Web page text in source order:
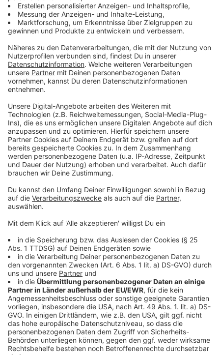
Urlaub. Und genau das finde ich kompakt im Netz bei
meinem Institut. So kann ich schnell mein Programm
für interessante Orte im Urlaub zusammenstellen, mir
raussuchen. Natürlich kommt auch das Thema
Finanzen nicht zu kurz. So könnt Ihr zum Beispiel
Bezahlverfahrenim Internet kennenlernen oder Eure
Kreditkarte digitalisieren – damit Ihr sie auf dem
Smartphone im Urlaub immer dabeihabt und damit
prima mobil und ohne Bargeld bezahlt. Am besten Ihr
meldet Euch vor dem Urlaub noch schnell fürs Online-
Banking an, um es im Urlaub direkt auszuprobieren.
Damit habt Ihr auch in Griechenland, Spanien oder
Italien die Finanzen auf Eurem Smartphone oder
Tablett immer im Blick. Mit speziellen Reise-Apps Eurer
Welches das richtige Zahlungsmittel für Euer Reiseland
ist, wie viel Geld Ihr ins Land mitbringen dürft, wo Ihr
am besten umtauscht, was es kostet, welche
Geldautomat ist. Richtig hilfreich finde ich auch die
Reise- und Sicherheitshinweise, etwa zur
Krankenversicherung mit medizinischen Hinweisen im
Urlaubsland.“
Viele Möglichkeiten also bei Eurem Geldinstitut. Und
das Beste: Das Rumstöbern bei den vielen Themen
kostet keinen Cent.
Weitere Informationen findet Ihr hier: